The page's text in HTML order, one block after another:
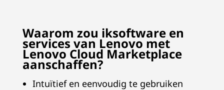
Waarom zou iksoftware en
services van Lenovo met
Lenovo Cloud Marketplace
aanschaffen?
Intuïtief en eenvoudig te gebruiken